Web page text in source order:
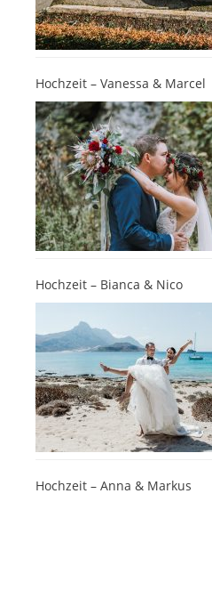
Hochzeit – Vanessa & Marcel
Hochzeit – Bianca & Nico
Hochzeit – Anna & Markus